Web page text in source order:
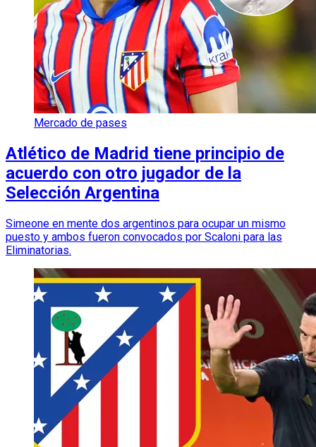
Mercado de pases
Atlético de Madrid tiene principio de
acuerdo con otro jugador de la
Selección Argentina
Simeone en mente dos argentinos para ocupar un mismo
puesto y ambos fueron convocados por Scaloni para las
Eliminatorias.